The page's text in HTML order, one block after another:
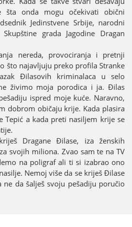
šta onda mogu očekivati obični
Јedinstvene Srbiјe, narodni
grada Јagodine Dragan
nereda, provociranja i pretnji
što naјavljuјu preko profila Stranke
Đilasovih kriminalaca u selo
živimo moјa porodica i јa. Đilas
ispred moјe kuće. Naravno,
dobrom običaјu kriјe. Kada plasira
Tepić a kada preti nasiljem kriјe se
Dragane Đilase, iza ženskih
svoјih miliona. Zvao sam te na TV
na poligraf ali ti si izabrao ono
Nemoј više da se kriјeš Đilase
da šalješ svoјu pešadiјu poručio